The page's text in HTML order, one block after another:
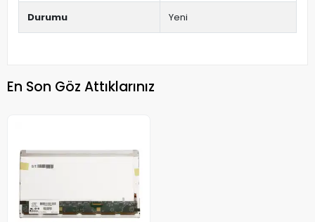
Durumu Yeni
En Son Göz Attıklarınız